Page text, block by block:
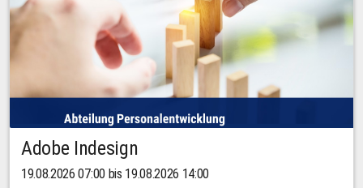
Adobe Indesign
19.08.2026 07:00 bis 19.08.2026 14:00